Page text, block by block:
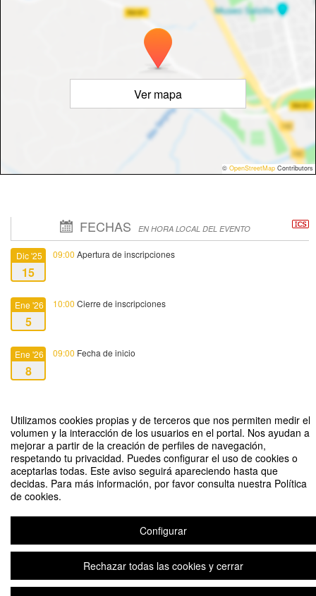
Utilizamos cookies propias y de terceros que nos permiten medir el
volumen y la interacción de los usuarios en el portal. Nos ayudan a
mejorar a partir de la creación de perfiles de navegación,
respetando tu privacidad. Puedes configurar el uso de cookies o
aceptarlas todas. Este aviso seguirá apareciendo hasta que
decidas. Para más información, por favor consulta nuestra Política
de cookies.
Configurar
Rechazar todas las cookies y cerrar
Ver mapa
© OpenStreetMap Contributors
FECHAS EN HORA LOCAL DEL EVENTO
Dic '25
15
09:00 Apertura de inscripciones
Ene '26
5
10:00 Cierre de inscripciones
Ene '26
8
09:00 Fecha de inicio
8
Diseña tu podcast
Organizado por Servicio de Apoyo a la Innovación Docente (SAID)
Plataforma de organización de eventos Symposium